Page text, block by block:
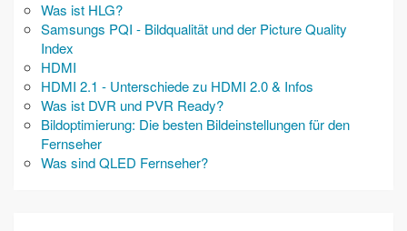
Was ist HLG?
Samsungs PQI - Bildqualität und der Picture Quality
Index
HDMI
HDMI 2.1 - Unterschiede zu HDMI 2.0 & Infos
Was ist DVR und PVR Ready?
Bildoptimierung: Die besten Bildeinstellungen für den
Fernseher
Was sind QLED Fernseher?